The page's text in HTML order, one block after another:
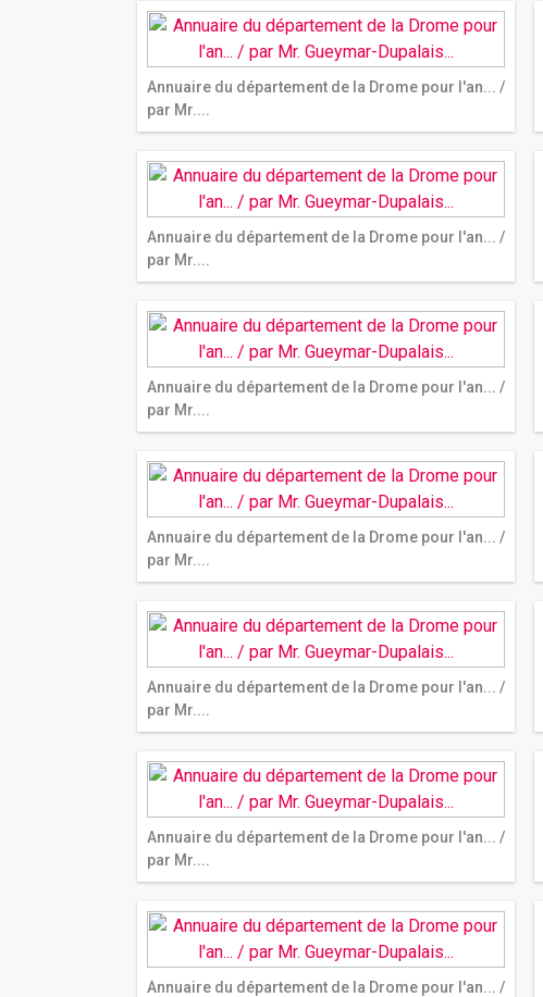
Annuaire du département de la Drome pour l'an... /
par Mr....
Annuaire du département de la Drome pour l'an... /
par Mr....
Annuaire du département de la Drome pour l'an... /
par Mr....
Annuaire du département de la Drome pour l'an... /
par Mr....
Annuaire du département de la Drome pour l'an... /
par Mr....
Annuaire du département de la Drome pour l'an... /
par Mr....
Annuaire du département de la Drome pour l'an... /